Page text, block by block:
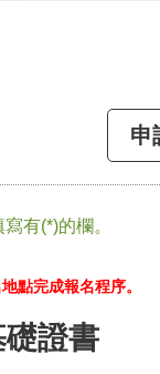
申
有(*)的欄。
點完成報名程序。
證書